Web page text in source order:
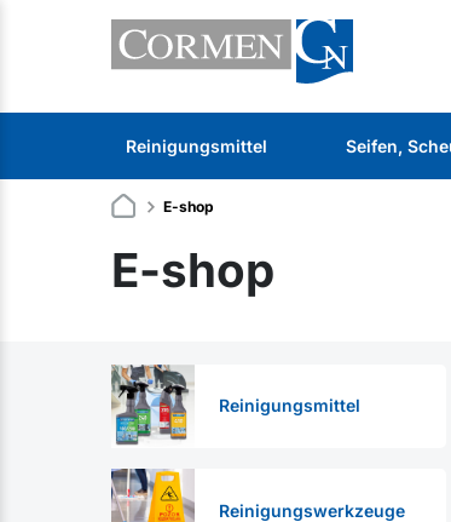
Reinigungsmittel Seifen,
E-shop
E-shop
Reinigungsmittel
Reinigungswerkzeuge